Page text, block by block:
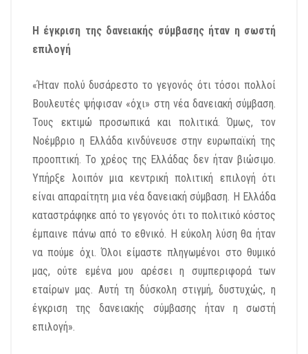
Η έγκριση της δανειακής σύμβασης ήταν η σωστή
επιλογή
«Ήταν πολύ δυσάρεστο το γεγονός ότι τόσοι πολλοί
Βουλευτές ψήφισαν «όχι» στη νέα δανειακή σύμβαση.
Τους εκτιμώ προσωπικά και πολιτικά. Όμως, τον
Νοέμβριο η Ελλάδα κινδύνευσε στην ευρωπαϊκή της
προοπτική. Το χρέος της Ελλάδας δεν ήταν βιώσιμο.
Υπήρξε λοιπόν μια κεντρική πολιτική επιλογή ότι
είναι απαραίτητη μια νέα δανειακή σύμβαση. Η Ελλάδα
καταστράφηκε από το γεγονός ότι το πολιτικό κόστος
έμπαινε πάνω από το εθνικό. Η εύκολη λύση θα ήταν
να πούμε όχι. Όλοι είμαστε πληγωμένοι στο θυμικό
μας, ούτε εμένα μου αρέσει η συμπεριφορά των
εταίρων μας. Αυτή τη δύσκολη στιγμή, δυστυχώς, η
έγκριση της δανειακής σύμβασης ήταν η σωστή
επιλογή».